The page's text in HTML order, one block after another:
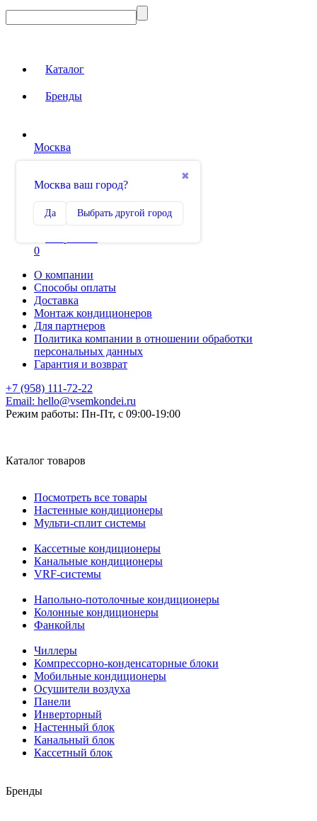
Каталог
Бренды
Москва
✖
Москва ваш город?
Да Выбрать другой город
Сравнение
0
О компании
Способы оплаты
Доставка
Монтаж кондиционеров
Для партнеров
Политика компании в отношении обработки
персональных данных
Гарантия и возврат
+7 (958) 111-72-22
Email: hello@vsemkondei.ru
Режим работы: Пн-Пт, с 09:00-19:00
Каталог товаров
Посмотреть все товары
Настенные кондиционеры
Мульти-сплит системы
Кассетные кондиционеры
Канальные кондиционеры
VRF-системы
Напольно-потолочные кондиционеры
Колонные кондиционеры
Фанкойлы
Чиллеры
Компрессорно-конденсаторные блоки
Мобильные кондиционеры
Осушители воздуха
Панели
Инверторный
Настенный блок
Канальный блок
Кассетный блок
Бренды